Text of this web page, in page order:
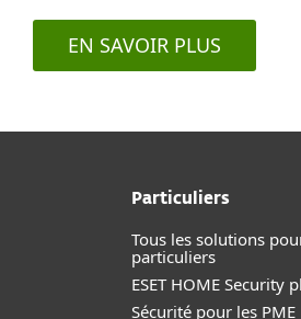
EN SAVOIR PLUS
Particuliers
Tous les solutions
particuliers
ESET HOME Security
Sécurité pour les PME